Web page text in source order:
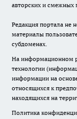
авторских и смежных
Редакция портала не
материалы
субдоменах.
На информационном
технологии
информации на
относящихся к
находящихся на
Политика